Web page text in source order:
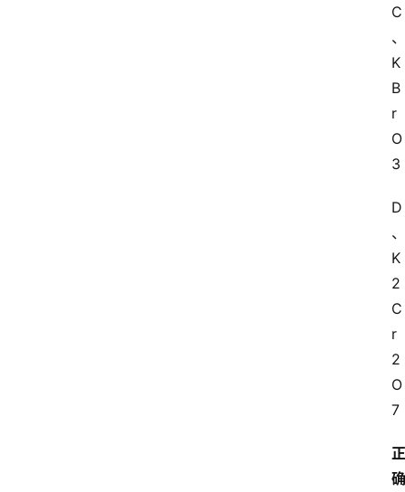
C
、
K
B
r
O
3
D
、
K
2
C
r
2
O
7
正
确